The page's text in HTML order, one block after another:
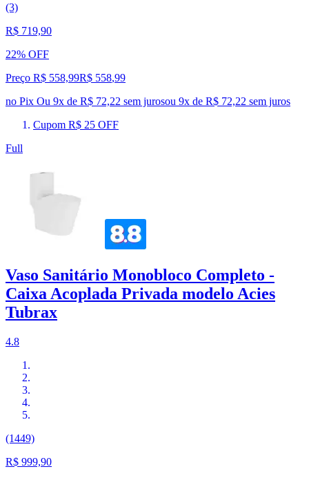
(3)
R$ 719,90
22% OFF
Preço R$ 558,99R$ 558,99
no Pix Ou 9x de R$ 72,22 sem jurosou 9x de R$ 72,22 sem juros
Cupom R$ 25 OFF
Full
Vaso Sanitário Monobloco Completo -
Caixa Acoplada Privada modelo Acies
Tubrax
4.8
(1449)
R$ 999,90